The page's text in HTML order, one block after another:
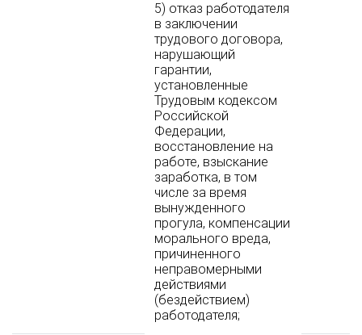
5) отказ работодателя
в заключении
трудового договора,
нарушающий
гарантии,
установленные
Трудовым кодексом
Российской
Федерации,
восстановление на
работе, взыскание
заработка, в том
числе за время
вынужденного
прогула, компенсации
морального вреда,
причиненного
неправомерными
действиями
(бездействием)
работодателя;